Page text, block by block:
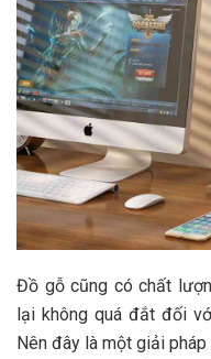
Đồ gỗ cũng có chất
lại không quá đắt đối
Nên đây là một giải